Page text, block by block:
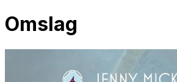
Omslag